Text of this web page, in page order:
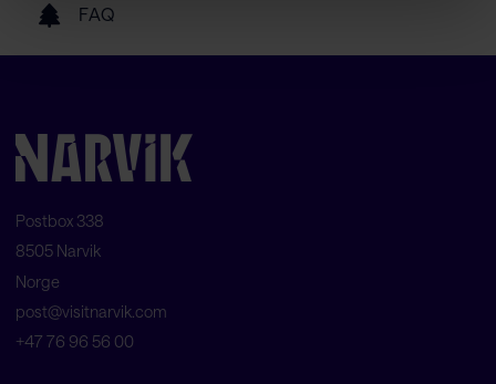
FAQ
Postbox 338
8505 Narvik
Norge
post@visitnarvik.com
+47 76 96 56 00